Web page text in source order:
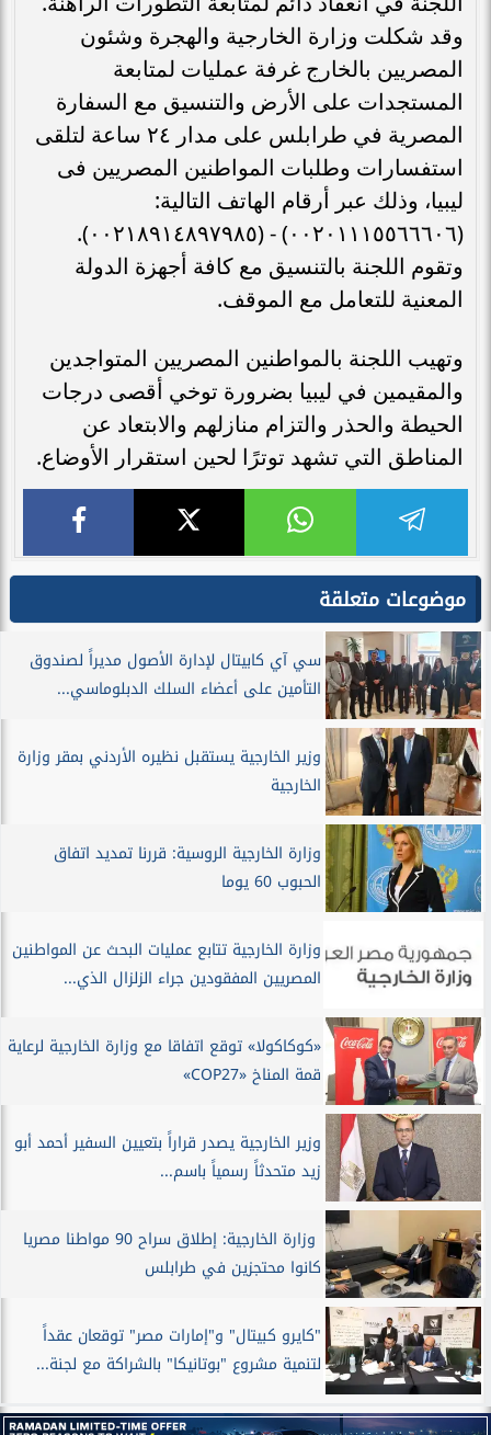
وقد شكلت وزارة الخارجية والهجرة وشئون
المصريين بالخارج غرفة عمليات لمتابعة
المستجدات على الأرض والتنسيق مع السفارة
المصرية في طرابلس على مدار ٢٤ ساعة لتلقى
استفسارات وطلبات المواطنين المصريين فى
ليبيا، وذلك عبر أرقام الهاتف التالية:
(٠٠٢٠١١١٥٥٦٦٦٠٦) - (٠٠٢١٨٩١٤٨٩٧٩٨٥).
وتقوم اللجنة بالتنسيق مع كافة أجهزة الدولة
المعنية للتعامل مع الموقف.
وتهيب اللجنة بالمواطنين المصريين المتواجدين
والمقيمين في ليبيا بضرورة توخي أقصى درجات
الحيطة والحذر والتزام منازلهم والابتعاد عن
المناطق التي تشهد توترًا لحين استقرار الأوضاع.
موضوعات متعلقة
سي آي كابيتال لإدارة الأصول مديراً لصندوق
التأمين على أعضاء السلك الدبلوماسي...
وزير الخارجية يستقبل نظيره الأردني بمقر وزارة
الخارجية
وزارة الخارجية الروسية: قررنا تمديد اتفاق
الحبوب 60 يوما
وزارة الخارجية تتابع عمليات البحث عن المواطنين
المصريين المفقودين جراء الزلزال الذي...
«كوكاكولا» توقع اتفاقا مع وزارة الخارجية لرعاية
قمة المناخ «COP27»
وزير الخارجية يصدر قراراً بتعيين السفير أحمد أبو
زيد متحدثاً رسمياً باسم...
وزارة الخارجية: إطلاق سراح 90 مواطنا مصريا
كانوا محتجزين في طرابلس
"كايرو كبيتال" و"إمارات مصر" توقعان عقداً
لتنمية مشروع "بوتانيكا" بالشراكة مع لجنة...